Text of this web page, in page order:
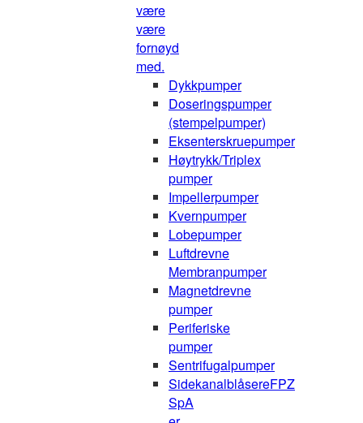
være
være
fornøyd
med.
Dykkpumper
Doseringspumper
(stempelpumper)
Eksenterskruepumper
Høytrykk/Triplex
pumper
Impellerpumper
Kvernpumper
Lobepumper
Luftdrevne
Membranpumper
Magnetdrevne
pumper
Periferiske
pumper
Sentrifugalpumper
SidekanalblåsereFPZ
SpA